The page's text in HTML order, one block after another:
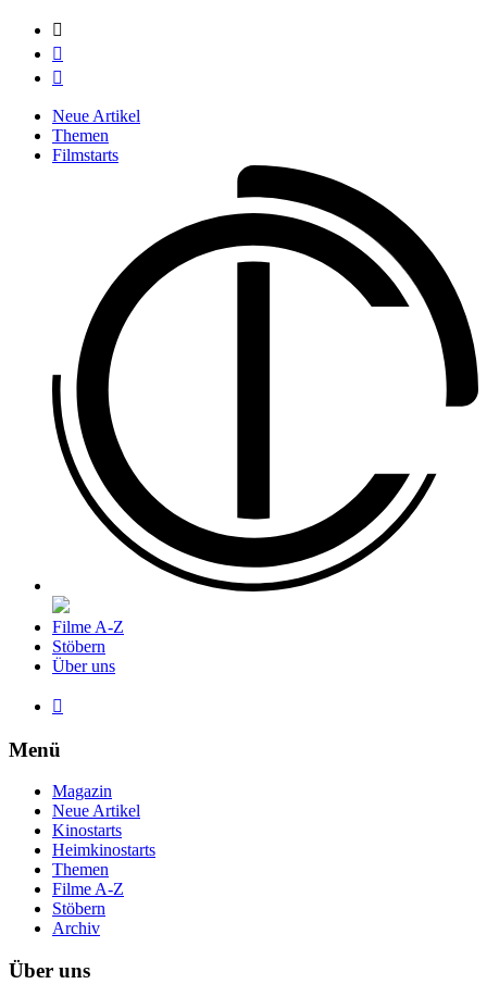



Neue Artikel
Themen
Filmstarts
Filme A-Z
Stöbern
Über uns

Menü
Magazin
Neue Artikel
Kinostarts
Heimkinostarts
Themen
Filme A-Z
Stöbern
Archiv
Über uns